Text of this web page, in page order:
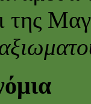
της